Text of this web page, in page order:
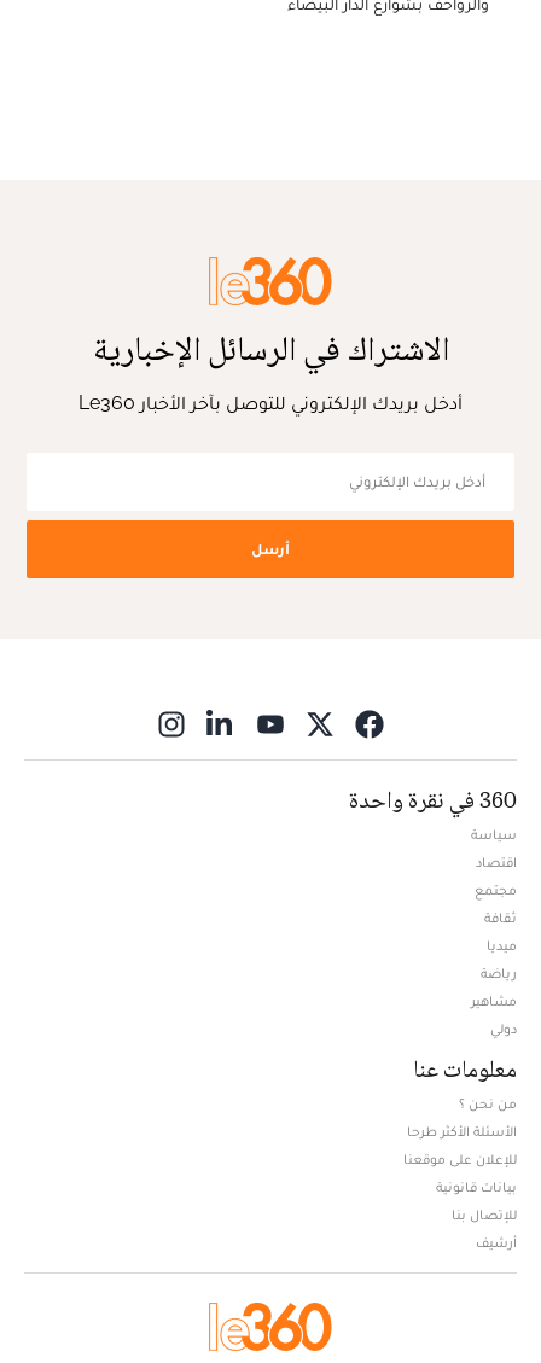
الاشتراك في الرسائل الإخبارية
أدخل بريدك الإلكتروني للتوصل بآخر الأخبار Le360
أرسل
360 في نقرة واحدة
سياسة
اقتصاد
مجتمع
ثقافة
ميديا
رياضة
مشاهير
دولي
معلومات عنا
من نحن ؟
الأسئلة الأكثر طرحا
للإعلان على موقعنا
بيانات قانونية
للإتصال بنا
أرشيف